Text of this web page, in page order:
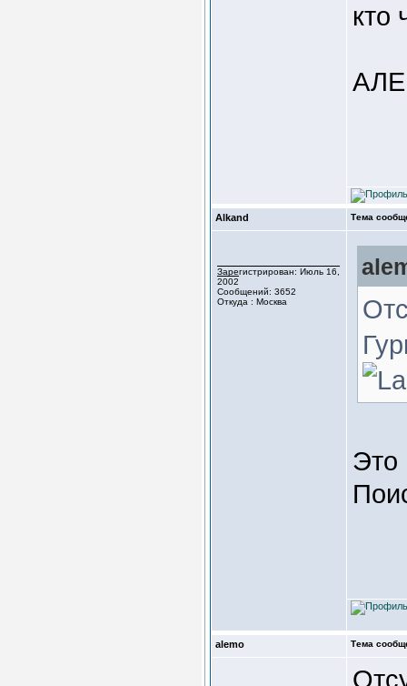
кто
Alkand Тема
Зарегистрирован: Июль 16,
2002
Сообщений: 3652
Откуда : Москва
Это
alemo Тема